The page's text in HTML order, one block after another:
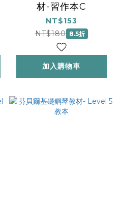
材-習作本C
NT$153
NT$180 8.5折
加入購物車